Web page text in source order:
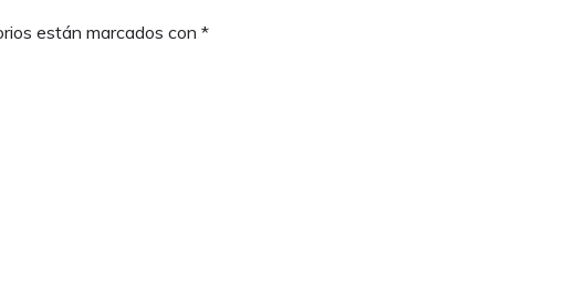
están marcados con *